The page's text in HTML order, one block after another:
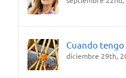
Cuando
diciembre 29th,